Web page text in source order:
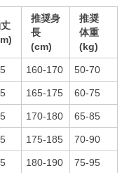
推奨身
長
(cm)
推奨
体重
(kg)
160-170 50-70
165-175 60-75
170-180 65-85
175-185 70-90
180-190 75-95